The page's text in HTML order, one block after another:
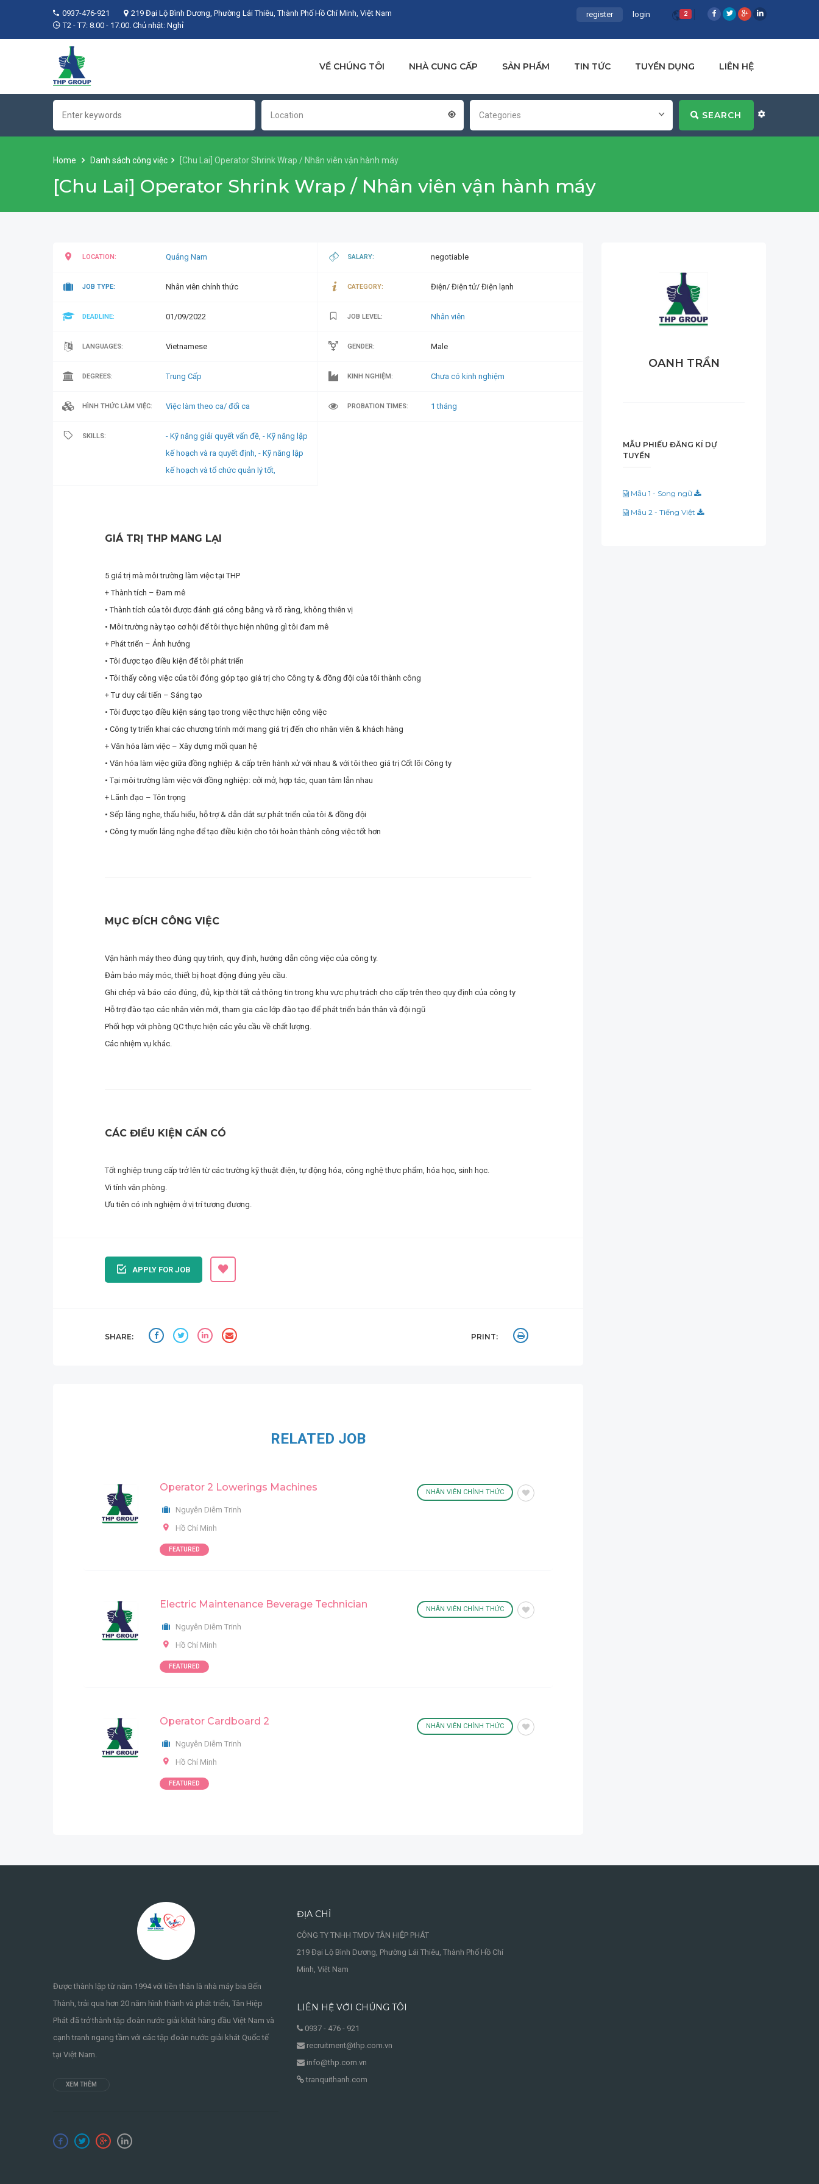
0937-476-921
219 Đại Lộ Bình Dương, Phường Lái Thiêu, Thành Phố Hồ Chí Minh, Việt Nam
T2 - T7: 8.00 - 17.00. Chủ nhật: Nghỉ
2
register login
VỀ CHÚNG TÔI NHÀ CUNG CẤP SẢN PHẨM TIN TỨC TUYỂN DỤNG LIÊN HỆ
Location Categories SEARCH
Home Danh sách công việc [Chu Lai] Operator Shrink Wrap / Nhân viên vận hành máy
[Chu Lai] Operator Shrink Wrap / Nhân viên vận hành máy
LOCATION: Quảng Nam SALARY: negotiable
JOB TYPE: Nhân viên chính thức CATEGORY: Điện/ Điện tử/ Điện lạnh
DEADLINE: 01/09/2022 JOB LEVEL: Nhân viên
LANGUAGES: Vietnamese GENDER: Male
DEGREES: Trung Cấp KINH NGHIỆM: Chưa có kinh nghiệm
HÌNH THỨC LÀM VIỆC: Việc làm theo ca/ đổi ca PROBATION TIMES: 1 tháng
SKILLS: - Kỹ năng giải quyết vấn đề, - Kỹ năng lập
kế hoạch và ra quyết định, - Kỹ năng lập
kế hoạch và tổ chức quản lý tốt,
GIÁ TRỊ THP MANG LẠI
5 giá trị mà môi trường làm việc tại THP
+ Thành tích – Đam mê
• Thành tích của tôi được đánh giá công bằng và rõ ràng, không thiên vị
• Môi trường này tạo cơ hội để tôi thực hiện những gì tôi đam mê
+ Phát triển – Ảnh hưởng
• Tôi được tạo điều kiện để tôi phát triển
• Tôi thấy công việc của tôi đóng góp tạo giá trị cho Công ty & đồng đội của tôi thành công
+ Tư duy cải tiến – Sáng tạo
• Tôi được tạo điều kiện sáng tạo trong việc thực hiện công việc
• Công ty triển khai các chương trình mới mang giá trị đến cho nhân viên & khách hàng
+ Văn hóa làm việc – Xây dựng mối quan hệ
• Văn hóa làm việc giữa đồng nghiệp & cấp trên hành xử với nhau & với tôi theo giá trị Cốt lõi Công ty
• Tại môi trường làm việc với đồng nghiệp: cởi mở, hợp tác, quan tâm lẫn nhau
+ Lãnh đạo – Tôn trọng
• Sếp lắng nghe, thấu hiểu, hỗ trợ & dẫn dắt sự phát triển của tôi & đồng đội
• Công ty muốn lắng nghe để tạo điều kiện cho tôi hoàn thành công việc tốt hơn
MỤC ĐÍCH CÔNG VIỆC
Vận hành máy theo đúng quy trình, quy định, hướng dẫn công việc của công ty.
Đảm bảo máy móc, thiết bị hoạt động đúng yêu cầu.
Ghi chép và báo cáo đúng, đủ, kịp thời tất cả thông tin trong khu vực phụ trách cho cấp trên theo quy định của công ty
Hỗ trợ đào tạo các nhân viên mới, tham gia các lớp đào tạo để phát triển bản thân và đội ngũ
Phối hợp với phòng QC thực hiện các yêu cầu về chất lượng.
Các nhiệm vụ khác.
CÁC ĐIỀU KIỆN CẦN CÓ
Tốt nghiệp trung cấp trở lên từ các trường kỹ thuật điện, tự động hóa, công nghệ thực phẩm, hóa học, sinh học.
Vi tính văn phòng.
Ưu tiên có inh nghiệm ở vị trí tương đương.
APPLY FOR JOB
SHARE: PRINT:
RELATED JOB
Operator 2 Lowerings Machines
Nguyễn Diễm Trinh
Hồ Chí Minh
FEATURED
NHÂN VIÊN CHÍNH THỨC
Electric Maintenance Beverage Technician
Nguyễn Diễm Trinh
Hồ Chí Minh
FEATURED
NHÂN VIÊN CHÍNH THỨC
Operator Cardboard 2
Nguyễn Diễm Trinh
Hồ Chí Minh
FEATURED
NHÂN VIÊN CHÍNH THỨC
OANH TRẦN
MẪU PHIẾU ĐĂNG KÍ DỰ
TUYỂN
Mẫu 1 - Song ngữ
Mẫu 2 - Tiếng Việt
Được thành lập từ năm 1994 với tiền thân là nhà máy bia Bến
Thành, trải qua hơn 20 năm hình thành và phát triển, Tân Hiệp
Phát đã trở thành tập đoàn nước giải khát hàng đầu Việt Nam và
cạnh tranh ngang tầm với các tập đoàn nước giải khát Quốc tế
tại Việt Nam.
XEM THÊM
ĐỊA CHỈ
CÔNG TY TNHH TMDV TÂN HIỆP PHÁT
219 Đại Lộ Bình Dương, Phường Lái Thiêu, Thành Phố Hồ Chí
Minh, Việt Nam
LIÊN HỆ VỚI CHÚNG TÔI
0937 - 476 - 921
recruitment@thp.com.vn
info@thp.com.vn
tranquithanh.com